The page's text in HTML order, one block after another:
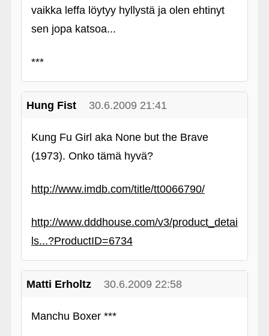
vaikka leffa löytyy hyllystä ja olen ehtinyt
sen jopa katsoa...
***
Hung Fist 30.6.2009 21:41
Kung Fu Girl aka None but the Brave
(1973). Onko tämä hyvä?
http://www.imdb.com/title/tt0066790/
http://www.dddhouse.com/v3/product_detai
ls...?ProductID=6734
Matti Erholtz 30.6.2009 22:58
Manchu Boxer ***